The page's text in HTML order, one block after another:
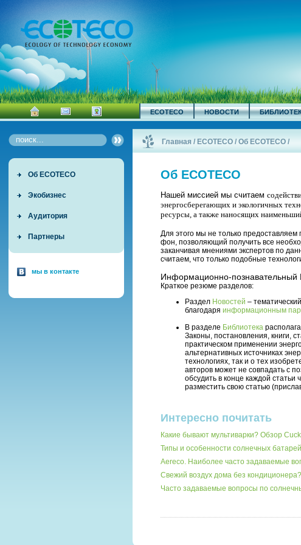
ECOTECO НОВОСТИ
Об ECOTECO
Экобизнес
Аудитория
Партнеры
мы в контакте
Главная / ECOTECO /Об ECOTECO /
Об ECOTECO
Нашей миссией мы считаем
энергосберегающих и экологичных
ресурсы, а также наносящих
Для этого мы не только
фон, позволяющий получить все
заканчивая мнениями экспертов по
считаем, что только подобные
Информационно-познавательный
Краткое резюме разделов:
Раздел Новостей –
благодаря информационным
В разделе Библиотека
Законы, постановления, книги,
практическом применении
альтернативных источниках
технологиях, так и о тех
авторов может не совпадать с
обсудить в конце каждой
разместить свою статью
Интересно почитать
Какие бывают мультиварки? Обзор
Типы и особенности солнечных
Aereco. Наиболее часто задаваемые
Свежий воздух дома без
Часто задаваемые вопросы по